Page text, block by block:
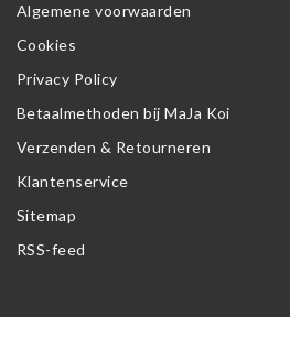
Algemene voorwaarden
Cookies
Privacy Policy
Betaalmethoden bij MaJa Koi
Verzenden & Retourneren
Klantenservice
Sitemap
RSS-feed